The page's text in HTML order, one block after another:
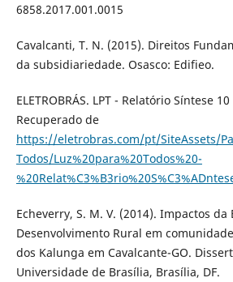
6858.2017.001.0015
Cavalcanti, T. N. (2015). Direitos
da subsidiariedade. Osasco: Edifieo.
ELETROBRÁS. LPT - Relatório Síntese
Recuperado de
https://eletrobras.com/pt/SiteAssets/
Todos/Luz%20para%20Todos%20-
Echeverry, S. M. V. (2014). Impactos
Desenvolvimento Rural em
dos Kalunga em Cavalcante-GO.
Universidade de Brasília, Brasília, DF.